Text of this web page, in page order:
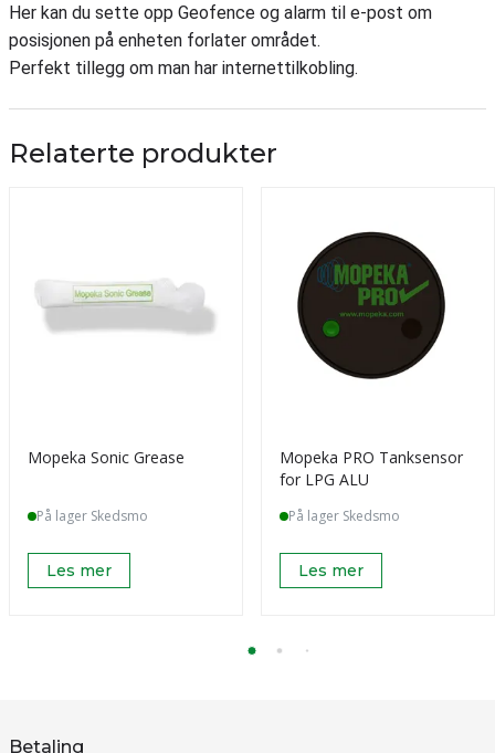
Her kan du sette opp Geofence og alarm til e-post om
posisjonen på enheten forlater området.
Perfekt tillegg om man har internettilkobling.
Relaterte produkter
Mopeka Sonic Grease
På lager Skedsmo
Les mer
Mopeka PRO Tanksensor
for LPG ALU
På lager Skedsmo
Les mer
Betaling